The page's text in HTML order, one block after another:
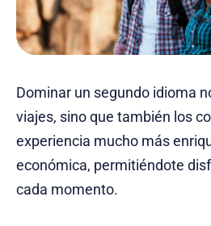
Dominar un segundo idioma
viajes, sino que también los
experiencia mucho más
económica, permitiéndote
cada momento.